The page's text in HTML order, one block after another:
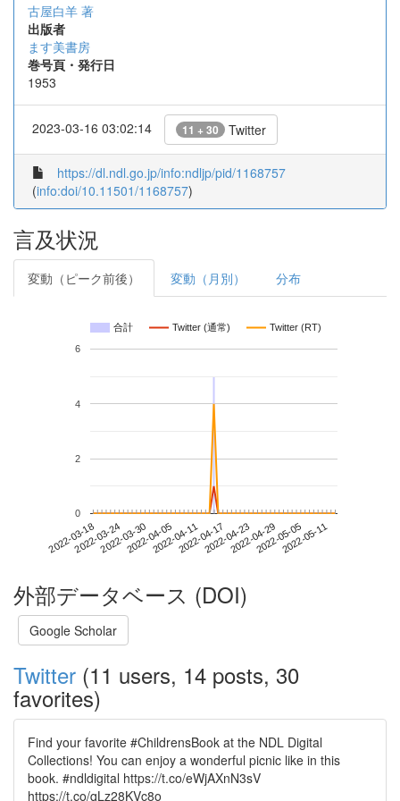
古屋白羊 著
出版者
ます美書房
巻号頁・発行日
1953
2023-03-16 03:02:14 11 + 30 Twitter
https://dl.ndl.go.jp/info:ndljp/pid/1168757
(info:doi/10.11501/1168757)
言及状況
変動（ピーク前後） 変動（月別） 分布
合計 Twitter (通常) Twitter (RT)
2022-03-182022-03-242022-03-302022-04-052022-04-112022-04-172022-04-232022-04-292022-05-052022-05-11
0
2
4
6
外部データベース (DOI)
Google Scholar
Twitter (11 users, 14 posts, 30
favorites)
Find your favorite #ChildrensBook at the NDL Digital
Collections! You can enjoy a wonderful picnic like in this
book. #ndldigital https://t.co/eWjAXnN3sV
https://t.co/qLz28KVc8o